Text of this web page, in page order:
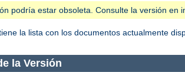
podría estar obsoleta. Consulte la versión
la lista con los documentos actualmente
la Versión